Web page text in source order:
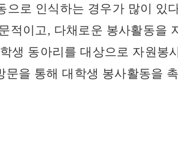
로 인식하는 경우가 많이 있
적이고, 다채로운 봉사활동을
생 동아리를 대상으로 자원봉
을 통해 대학생 봉사활동을